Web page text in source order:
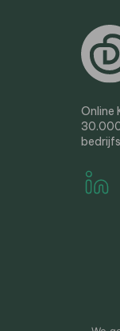
Online
©